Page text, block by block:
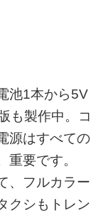
池1本から5V
も製作中。コ
源はすべての
重要です。
、フルカラー
クシもトレン